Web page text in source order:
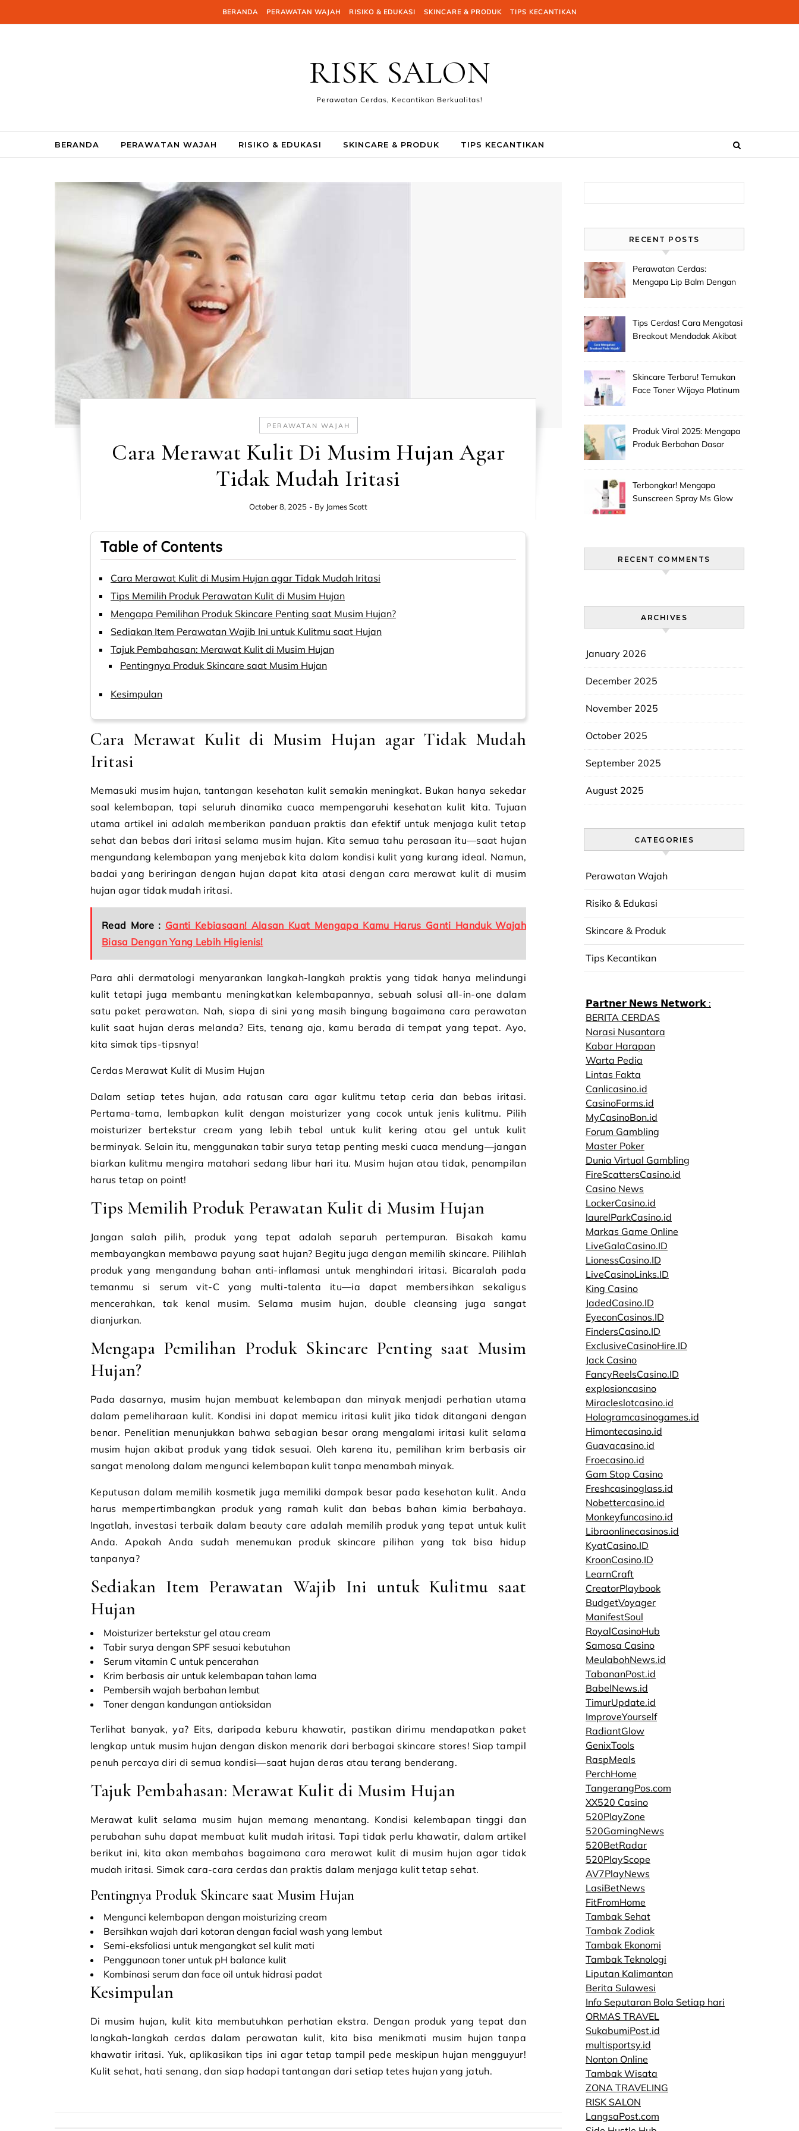
BERANDA PERAWATAN WAJAH RISIKO & EDUKASI SKINCARE & PRODUK TIPS KECANTIKAN
RISK SALON
Perawatan Cerdas, Kecantikan Berkualitas!
BERANDA PERAWATAN WAJAH RISIKO & EDUKASI SKINCARE & PRODUK TIPS KECANTIKAN
PERAWATAN WAJAH
Cara Merawat Kulit Di Musim Hujan Agar
Tidak Mudah Iritasi
October 8, 2025 - By James Scott
Table of Contents
Cara Merawat Kulit di Musim Hujan agar Tidak Mudah Iritasi
Tips Memilih Produk Perawatan Kulit di Musim Hujan
Mengapa Pemilihan Produk Skincare Penting saat Musim Hujan?
Sediakan Item Perawatan Wajib Ini untuk Kulitmu saat Hujan
Tajuk Pembahasan: Merawat Kulit di Musim Hujan
Pentingnya Produk Skincare saat Musim Hujan
Kesimpulan
Cara Merawat Kulit di Musim Hujan agar Tidak Mudah
Iritasi
Memasuki musim hujan, tantangan kesehatan kulit semakin meningkat. Bukan hanya sekedar
soal kelembapan, tapi seluruh dinamika cuaca mempengaruhi kesehatan kulit kita. Tujuan
utama artikel ini adalah memberikan panduan praktis dan efektif untuk menjaga kulit tetap
sehat dan bebas dari iritasi selama musim hujan. Kita semua tahu perasaan itu—saat hujan
mengundang kelembapan yang menjebak kita dalam kondisi kulit yang kurang ideal. Namun,
badai yang beriringan dengan hujan dapat kita atasi dengan cara merawat kulit di musim
hujan agar tidak mudah iritasi.
Read More : Ganti Kebiasaan! Alasan Kuat Mengapa Kamu Harus Ganti Handuk Wajah
Biasa Dengan Yang Lebih Higienis!
Para ahli dermatologi menyarankan langkah-langkah praktis yang tidak hanya melindungi
kulit tetapi juga membantu meningkatkan kelembapannya, sebuah solusi all-in-one dalam
satu paket perawatan. Nah, siapa di sini yang masih bingung bagaimana cara perawatan
kulit saat hujan deras melanda? Eits, tenang aja, kamu berada di tempat yang tepat. Ayo,
kita simak tips-tipsnya!
Cerdas Merawat Kulit di Musim Hujan
Dalam setiap tetes hujan, ada ratusan cara agar kulitmu tetap ceria dan bebas iritasi.
Pertama-tama, lembapkan kulit dengan moisturizer yang cocok untuk jenis kulitmu. Pilih
moisturizer bertekstur cream yang lebih tebal untuk kulit kering atau gel untuk kulit
berminyak. Selain itu, menggunakan tabir surya tetap penting meski cuaca mendung—jangan
biarkan kulitmu mengira matahari sedang libur hari itu. Musim hujan atau tidak, penampilan
harus tetap on point!
Tips Memilih Produk Perawatan Kulit di Musim Hujan
Jangan salah pilih, produk yang tepat adalah separuh pertempuran. Bisakah kamu
membayangkan membawa payung saat hujan? Begitu juga dengan memilih skincare. Pilihlah
produk yang mengandung bahan anti-inflamasi untuk menghindari iritasi. Bicaralah pada
temanmu si serum vit-C yang multi-talenta itu—ia dapat membersihkan sekaligus
mencerahkan, tak kenal musim. Selama musim hujan, double cleansing juga sangat
dianjurkan.
Mengapa Pemilihan Produk Skincare Penting saat Musim
Hujan?
Pada dasarnya, musim hujan membuat kelembapan dan minyak menjadi perhatian utama
dalam pemeliharaan kulit. Kondisi ini dapat memicu iritasi kulit jika tidak ditangani dengan
benar. Penelitian menunjukkan bahwa sebagian besar orang mengalami iritasi kulit selama
musim hujan akibat produk yang tidak sesuai. Oleh karena itu, pemilihan krim berbasis air
sangat menolong dalam mengunci kelembapan kulit tanpa menambah minyak.
Keputusan dalam memilih kosmetik juga memiliki dampak besar pada kesehatan kulit. Anda
harus mempertimbangkan produk yang ramah kulit dan bebas bahan kimia berbahaya.
Ingatlah, investasi terbaik dalam beauty care adalah memilih produk yang tepat untuk kulit
Anda. Apakah Anda sudah menemukan produk skincare pilihan yang tak bisa hidup
tanpanya?
Sediakan Item Perawatan Wajib Ini untuk Kulitmu saat
Hujan
Moisturizer bertekstur gel atau cream
Tabir surya dengan SPF sesuai kebutuhan
Serum vitamin C untuk pencerahan
Krim berbasis air untuk kelembapan tahan lama
Pembersih wajah berbahan lembut
Toner dengan kandungan antioksidan
Terlihat banyak, ya? Eits, daripada keburu khawatir, pastikan dirimu mendapatkan paket
lengkap untuk musim hujan dengan diskon menarik dari berbagai skincare stores! Siap tampil
penuh percaya diri di semua kondisi—saat hujan deras atau terang benderang.
Tajuk Pembahasan: Merawat Kulit di Musim Hujan
Merawat kulit selama musim hujan memang menantang. Kondisi kelembapan tinggi dan
perubahan suhu dapat membuat kulit mudah iritasi. Tapi tidak perlu khawatir, dalam artikel
berikut ini, kita akan membahas bagaimana cara merawat kulit di musim hujan agar tidak
mudah iritasi. Simak cara-cara cerdas dan praktis dalam menjaga kulit tetap sehat.
Pentingnya Produk Skincare saat Musim Hujan
Mengunci kelembapan dengan moisturizing cream
Bersihkan wajah dari kotoran dengan facial wash yang lembut
Semi-eksfoliasi untuk mengangkat sel kulit mati
Penggunaan toner untuk pH balance kulit
Kombinasi serum dan face oil untuk hidrasi padat
Kesimpulan
Di musim hujan, kulit kita membutuhkan perhatian ekstra. Dengan produk yang tepat dan
langkah-langkah cerdas dalam perawatan kulit, kita bisa menikmati musim hujan tanpa
khawatir iritasi. Yuk, aplikasikan tips ini agar tetap tampil pede meskipun hujan mengguyur!
Kulit sehat, hati senang, dan siap hadapi tantangan dari setiap tetes hujan yang jatuh.
RECENT POSTS
Perawatan Cerdas:
Mengapa Lip Balm Dengan
Kering!
Tips Cerdas! Cara Mengatasi
Breakout Mendadak Akibat
Skincare Terbaru! Temukan
Face Toner Wijaya Platinum
Efektif!
Produk Viral 2025: Mengapa
Produk Berbahan Dasar
Terbongkar! Mengapa
Sunscreen Spray Ms Glow
RECENT COMMENTS
ARCHIVES
January 2026
December 2025
November 2025
October 2025
September 2025
August 2025
CATEGORIES
Perawatan Wajah
Risiko & Edukasi
Skincare & Produk
Tips Kecantikan
𝗣𝗮𝗿𝘁𝗻𝗲𝗿 𝗡𝗲𝘄𝘀 𝗡𝗲𝘁𝘄𝗼𝗿𝗸 :
BERITA CERDAS
Narasi Nusantara
Kabar Harapan
Warta Pedia
Lintas Fakta
Canlicasino.id
CasinoForms.id
MyCasinoBon.id
Forum Gambling
Master Poker
Dunia Virtual Gambling
FireScattersCasino.id
Casino News
LockerCasino.id
laurelParkCasino.id
Markas Game Online
LiveGalaCasino.ID
LionessCasino.ID
LiveCasinoLinks.ID
King Casino
JadedCasino.ID
EyeconCasinos.ID
FindersCasino.ID
ExclusiveCasinoHire.ID
Jack Casino
FancyReelsCasino.ID
explosioncasino
Miracleslotcasino.id
Hologramcasinogames.id
Himontecasino.id
Guavacasino.id
Froecasino.id
Gam Stop Casino
Freshcasinoglass.id
Nobettercasino.id
Monkeyfuncasino.id
Libraonlinecasinos.id
KyatCasino.ID
KroonCasino.ID
LearnCraft
CreatorPlaybook
BudgetVoyager
ManifestSoul
RoyalCasinoHub
Samosa Casino
MeulabohNews.id
TabananPost.id
BabelNews.id
TimurUpdate.id
ImproveYourself
RadiantGlow
GenixTools
RaspMeals
PerchHome
TangerangPos.com
XX520 Casino
520PlayZone
520GamingNews
520BetRadar
520PlayScope
AV7PlayNews
LasiBetNews
FitFromHome
Tambak Sehat
Tambak Zodiak
Tambak Ekonomi
Tambak Teknologi
Liputan Kalimantan
Berita Sulawesi
Info Seputaran Bola Setiap hari
ORMAS TRAVEL
SukabumiPost.id
multisportsy.id
Nonton Online
Tambak Wisata
ZONA TRAVELING
RISK SALON
LangsaPost.com